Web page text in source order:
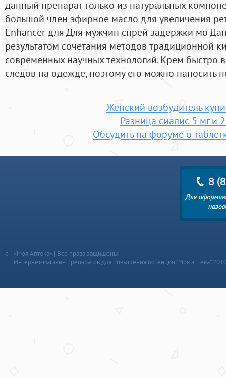
данный препарат только из натуральных
большой член эфирное масло для увеличения
Enhancer для Для мужчин спрей задержки мо
результатом сочетания методов традиционной
современных научных технологий. Крем быстро
следов на одежде, поэтому его можно наносить
Женский возбудитель
Разница сиалис 5 мг и
Обсудить на форуме о
«Моя Аптека» | Все права защищены
Интернет-магазин препаратов для повышения потенции “Моя аптека”